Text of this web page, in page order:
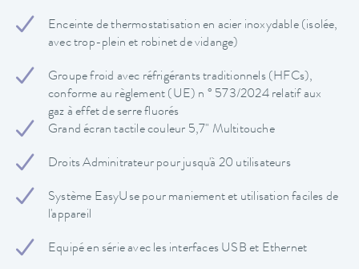
Enceinte de thermostatisation en acier inoxydable (isolée,
avec trop-plein et robinet de vidange)
Groupe froid avec réfrigérants traditionnels (HFCs),
conforme au règlement (UE) n ° 573/2024 relatif aux
gaz à effet de serre fluorés
Grand écran tactile couleur 5,7" Multitouche
Droits Adminitrateur pour jusqu'à 20 utilisateurs
Système EasyUse pour maniement et utilisation faciles de
l'appareil
Equipé en série avec les interfaces USB et Ethernet